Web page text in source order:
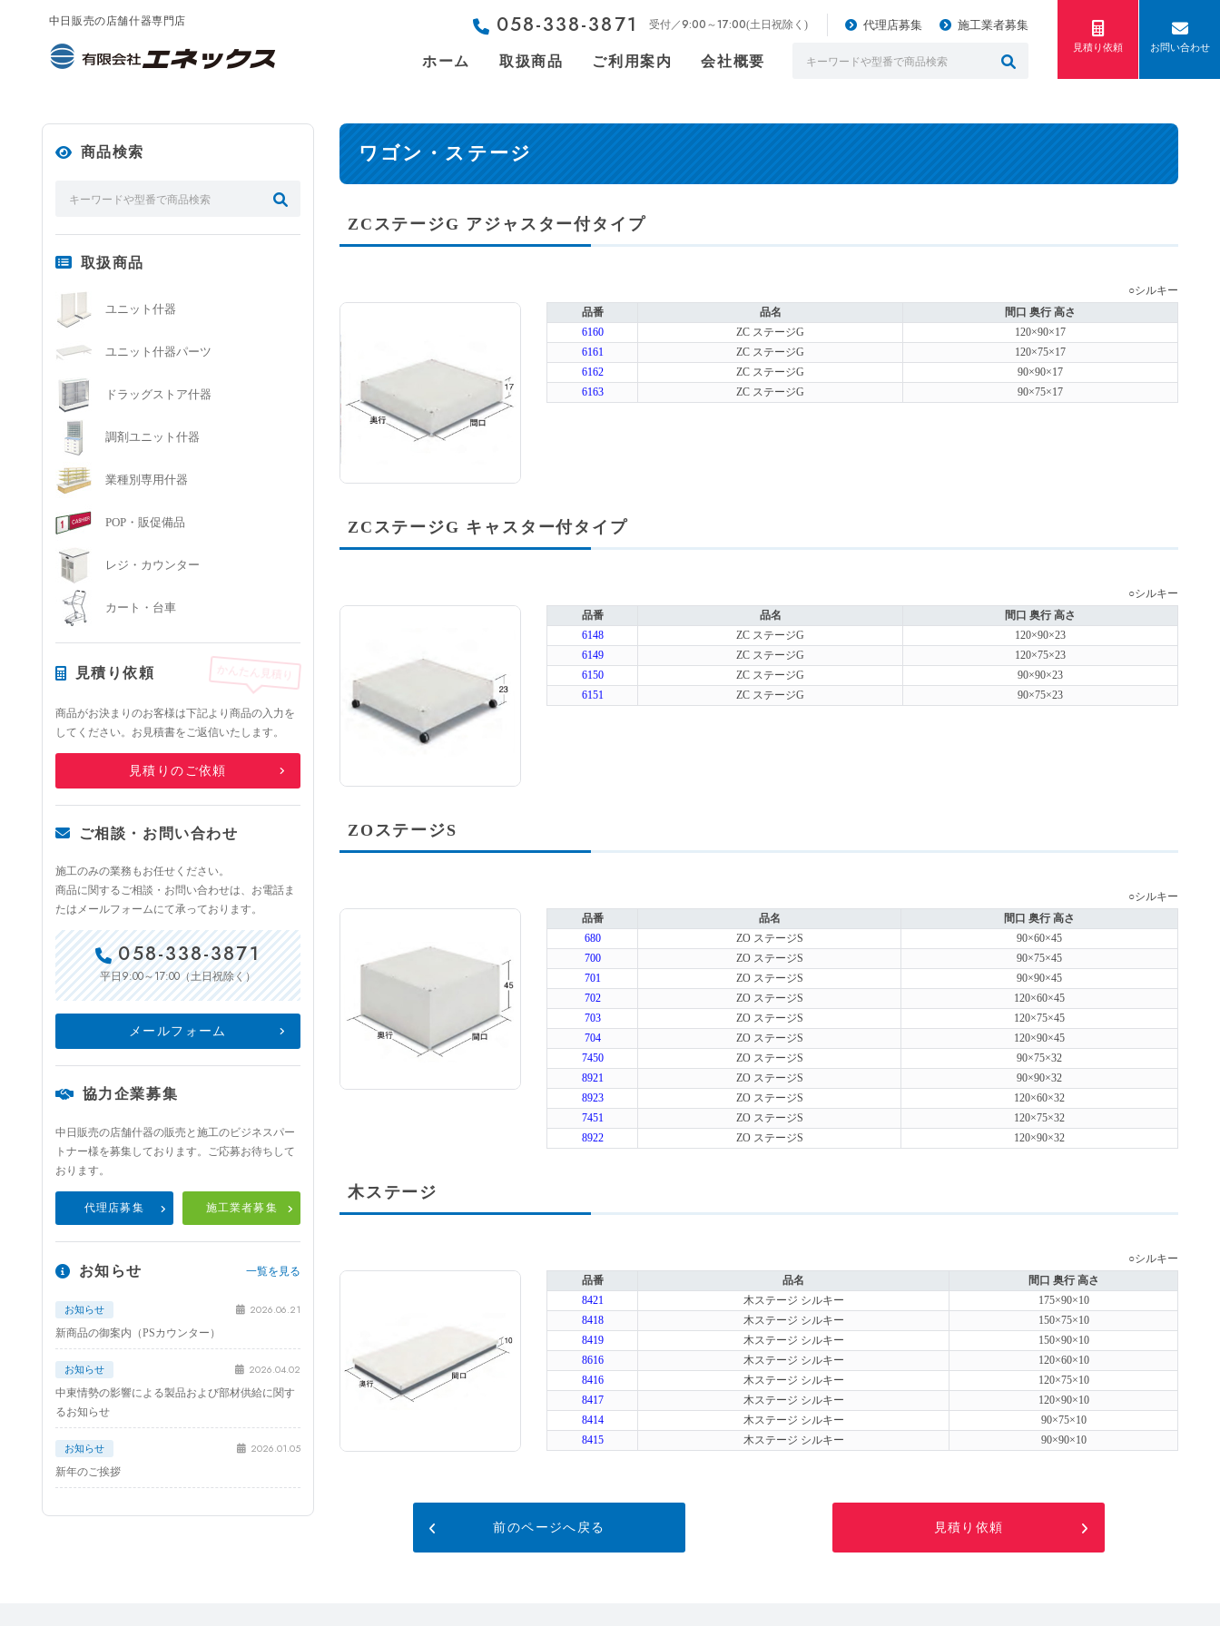
中日販売の店舗什器専門店 058-338-3871 受付／9:00～17:00(土日祝除く) 代理店募集 施工業者募集
ホーム 取扱商品 ご利用案内 会社概要
見積り依頼 お問い合わせ
商品検索
取扱商品
ユニット什器
ユニット什器パーツ
ドラッグストア什器
調剤ユニット什器
業種別専用什器
POP・販促備品
レジ・カウンター
カート・台車
見積り依頼 かんたん見積り
商品がお決まりのお客様は下記より商品の入力を
してください。お見積書をご返信いたします。
見積りのご依頼
ご相談・お問い合わせ
施工のみの業務もお任せください。
商品に関するご相談・お問い合わせは、お電話ま
たはメールフォームにて承っております。
058-338-3871
平日9:00～17:00（土日祝除く）
メールフォーム
協力企業募集
中日販売の店舗什器の販売と施工のビジネスパー
トナー様を募集しております。ご応募お待ちして
おります。
代理店募集 施工業者募集
お知らせ 一覧を見る
お知らせ 2026.06.21
新商品の御案内（PSカウンター）
お知らせ 2026.04.02
中東情勢の影響による製品および部材供給に関す
るお知らせ
お知らせ 2026.01.05
新年のご挨拶
ワゴン・ステージ
ZCステージG アジャスター付タイプ
○シルキー
品番
品名
間口 奥行 高さ
6160
ZC ステージG
120×90×17
6161
ZC ステージG
120×75×17
6162
ZC ステージG
90×90×17
6163
ZC ステージG 90×75×17
ZCステージG キャスター付タイプ
○シルキー
品番
品名
間口 奥行 高さ
6148
ZC ステージG
120×90×23
6149
ZC ステージG
120×75×23
6150
ZC ステージG
90×90×23
6151
ZC ステージG 90×75×23
ZOステージS
○シルキー
品番
品名
間口 奥行 高さ
680
ZO ステージS
90×60×45
700
ZO ステージS
90×75×45
701
ZO ステージS
90×90×45
702
ZO ステージS
120×60×45
703
ZO ステージS
120×75×45
704
ZO ステージS
120×90×45
7450
ZO ステージS
90×75×32
8921
ZO ステージS
90×90×32
8923
ZO ステージS
120×60×32
7451
ZO ステージS
120×75×32
8922
ZO ステージS 120×90×32
木ステージ
○シルキー
品番
品名
間口 奥行 高さ
8421
木ステージ シルキー
175×90×10
8418
木ステージ シルキー
150×75×10
8419
木ステージ シルキー
150×90×10
8616
木ステージ シルキー
120×60×10
8416
木ステージ シルキー
120×75×10
8417
木ステージ シルキー
120×90×10
8414
木ステージ シルキー
90×75×10
8415
木ステージ シルキー 90×90×10
前のページへ戻る 見積り依頼